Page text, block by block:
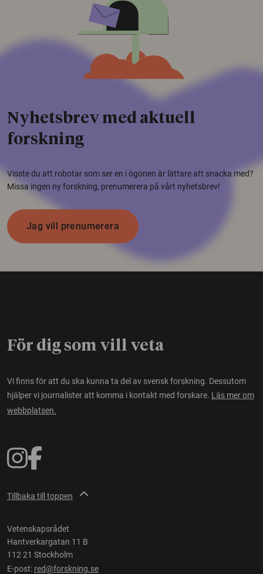
Nyhetsbrev med aktuell
forskning
Visste du att robotar som ser en i ögonen är lättare att snacka med?
Missa ingen ny forskning, prenumerera på vårt nyhetsbrev!
Jag vill prenumerera
För dig som vill veta
Vi finns för att du ska kunna ta del av svensk forskning. Dessutom
hjälper vi journalister att komma i kontakt med forskare. Läs mer om
webbplatsen.
Tillbaka till toppen
Vetenskapsrådet
Hantverkargatan 11 B
112 21 Stockholm
E-post: red@forskning.se